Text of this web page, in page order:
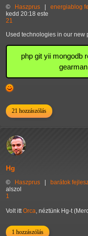
© Haszprus | energiablog
kedd 20:18 este
21
Used technologies in our new
php git yii mongodb
21 hozzászólás
Hg
© Haszprus | barátok
alszol
1
Volt itt Orca , néztünk Hg-t
1 hozzászólás